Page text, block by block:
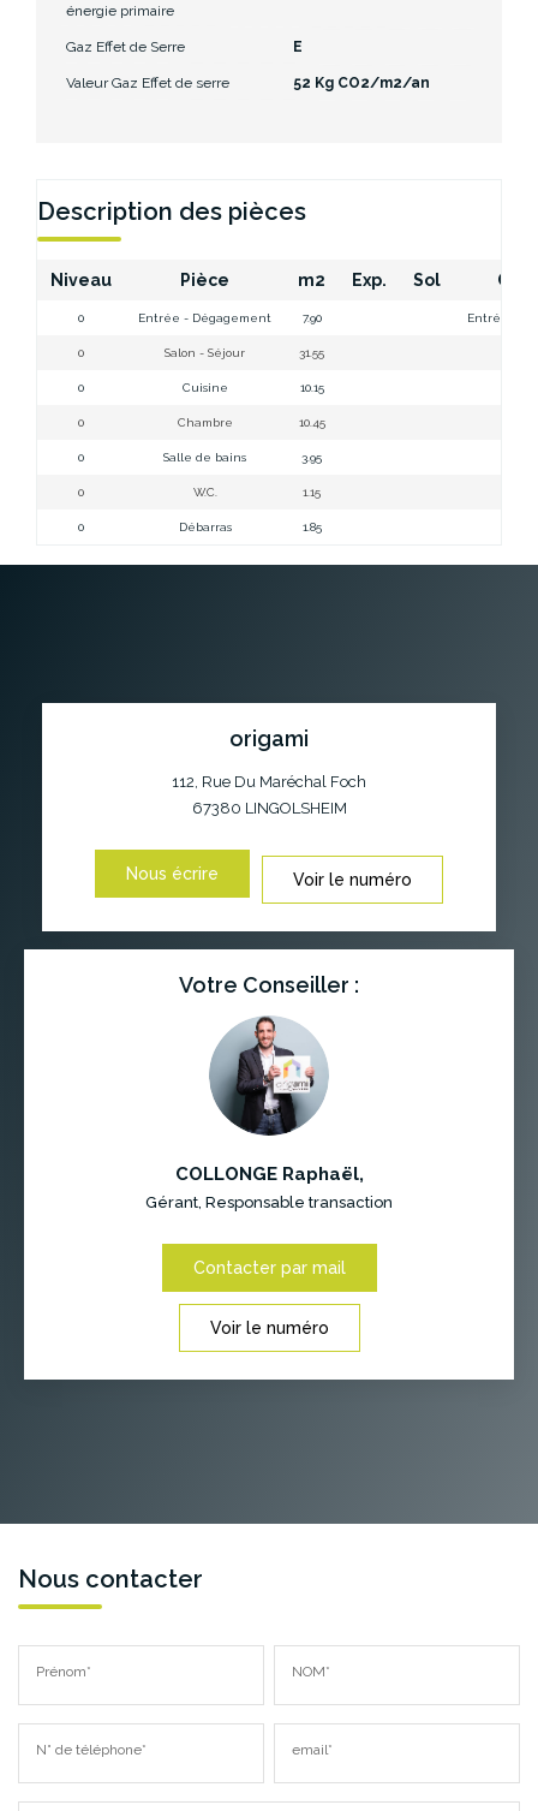
énergie primaire
Gaz Effet de Serre E
Valeur Gaz Effet de serre 52 Kg CO2/m2/an
Description des pièces
Niveau Pièce m2 Exp. Sol
0 Entrée - Dégagement 7.90 Entrée -
0 Salon - Séjour 31.55
0 Cuisine 10.15
0 Chambre 10.45
0 Salle de bains 3.95
0 W.C. 1.15
0 Débarras 1.85
origami
112, Rue Du Maréchal Foch
67380 LINGOLSHEIM
Nous écrire Voir le numéro
Votre Conseiller :
COLLONGE Raphaël,
Gérant, Responsable transaction
Contacter par mail
Voir le numéro
Nous contacter
Prénom* NOM*
N° de téléphone* email*